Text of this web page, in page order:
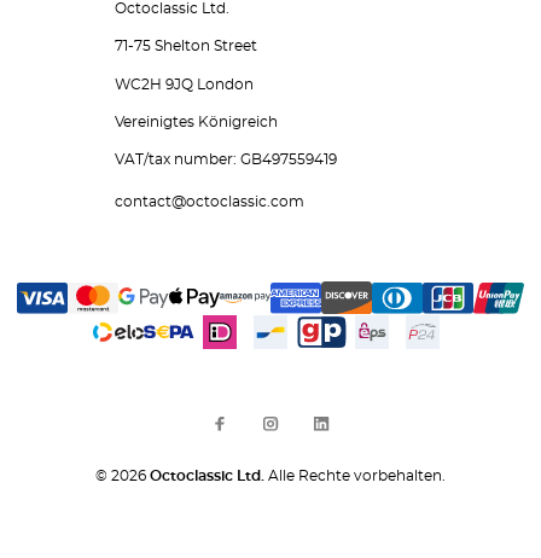
Octoclassic Ltd.
71-75 Shelton Street
WC2H 9JQ London
Vereinigtes Königreich
VAT/tax number: GB497559419
contact@octoclassic.com
© 2026 Octoclassic Ltd. Alle Rechte vorbehalten.